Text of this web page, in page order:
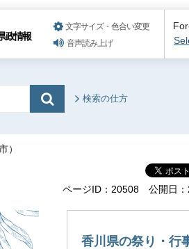
政情報
文字サイズ・色合い変更
音声読み上げ
検索の仕方
）
ページID：20508 公開日
香川県の祭り・行